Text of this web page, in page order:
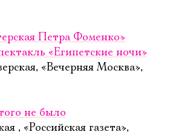
Петра Фоменко»
«Египетские ночи»
«Вечерняя Москва»,
не было
, «Российская газета»,